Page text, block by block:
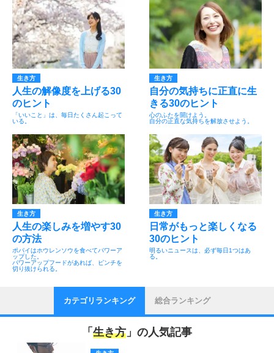
生き方
人生の解像度を上げる30
のヒント
「いいこと」は、毎日たくさん起こって
いる。
生き方
自分の気持ちに正直に生
きる30のヒント
心のふたを開けよう。
自分の正直な気持ちを解放させよう。
生き方
人生の楽しみを増やす30
の方法
ポパイはホウレンソウを食べてパワーア
ップした。
パワーアップフードがあれば、ピンチを
切り抜けられる。
生き方
日常がもっと楽しくなる
30のヒント
明るいニュースは、必ず毎日1つはあ
る。
カテゴリランキング 総合ランキング
「 生き方 」の人気記事